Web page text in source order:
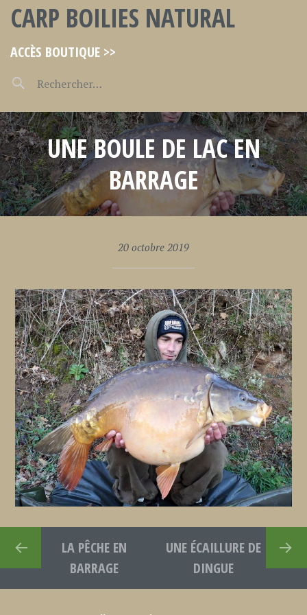
CARP BOILIES NATURAL
ACCÈS BOUTIQUE >>
UNE BOULE DE LAC EN
BARRAGE
20 octobre 2019
LA PÊCHE EN
BARRAGE
UNE ÉCAILLURE DE
DINGUE